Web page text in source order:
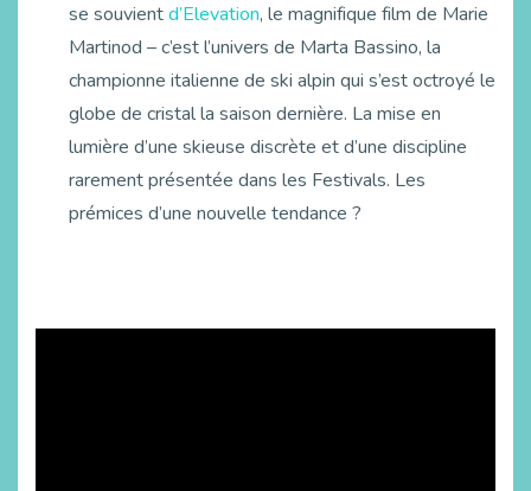
se souvientd’Elevation, le magnifique film de Marie
Martinod – c’est l’univers de Marta Bassino, la
championne italienne de ski alpin qui s’est octroyé le
globe de cristal la saison dernière. La mise en
lumière d’une skieuse discrète et d’une discipline
rarement présentée dans les Festivals. Les
prémices d’une nouvelle tendance ?